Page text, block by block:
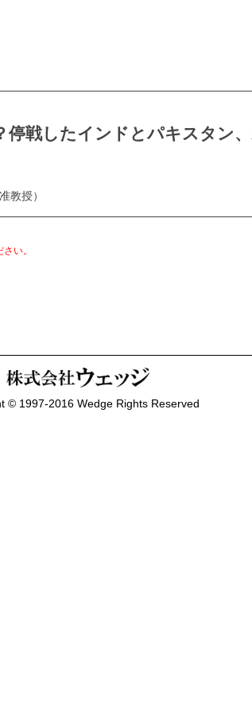
戦したインドとパキスタン
教授）
い。
© 1997-2016 Wedge Rights Reserved